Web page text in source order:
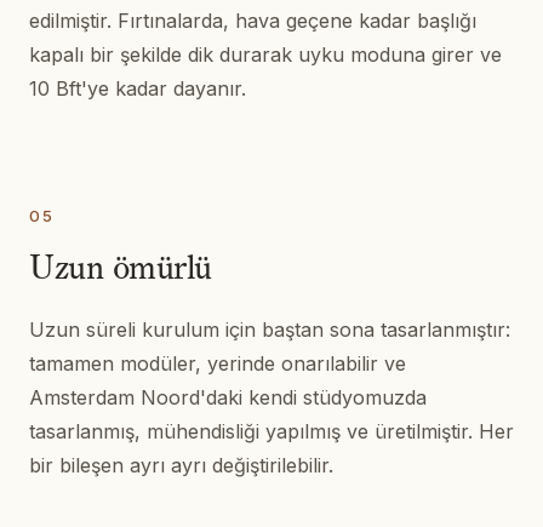
edilmiştir. Fırtınalarda, hava geçene kadar başlığı
kapalı bir şekilde dik durarak uyku moduna girer ve
10 Bft'ye kadar dayanır.
05
Uzun ömürlü
Uzun süreli kurulum için baştan sona tasarlanmıştır:
tamamen modüler, yerinde onarılabilir ve
Amsterdam Noord'daki kendi stüdyomuzda
tasarlanmış, mühendisliği yapılmış ve üretilmiştir. Her
bir bileşen ayrı ayrı değiştirilebilir.